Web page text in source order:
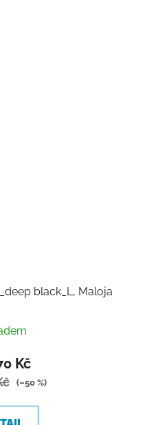
black_L, Maloja
Kč
(–50 %)